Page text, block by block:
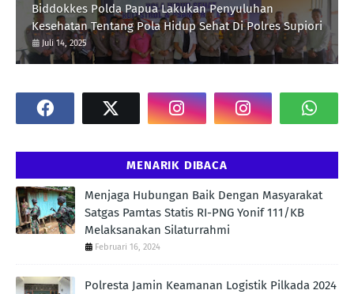
Biddokkes Polda Papua Lakukan Penyuluhan
Kesehatan Tentang Pola Hidup Sehat Di Polres Supiori
Juli 14, 2025
MENARIK DIBACA
Menjaga Hubungan Baik Dengan Masyarakat
Satgas Pamtas Statis RI-PNG Yonif 111/KB
Melaksanakan Silaturrahmi
Februari 16, 2024
Polresta Jamin Keamanan Logistik Pilkada 2024